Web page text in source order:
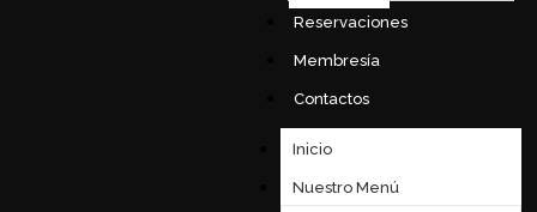
Reservaciones
Membresía
Contactos
Inicio
Nuestro Menú